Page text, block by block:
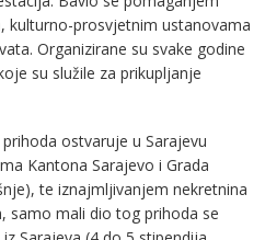
kulturno-prosvjetnim ustanovama
Organizirane su svake godine
su služile za prikupljanje
ostvaruje u Sarajevu
Kantona Sarajevo i Grada
te iznajmljivanjem nekretnina
samo mali dio tog prihoda se